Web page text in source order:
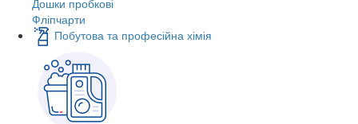
Дошки пробкові
Фліпчарти
Побутова та професійна хімія